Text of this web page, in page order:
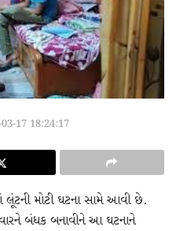
17 18:24:17
લૂંટની મોટી ઘટના સામે આવી છે.
બંધક બનાવીને આ ઘટનાને